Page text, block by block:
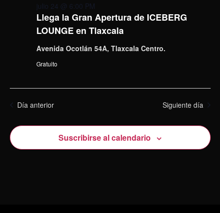
Llega la Gran Apertura de ICEBERG
LOUNGE en Tlaxcala
julio 24 @ 6:00 PM
Avenida Ocotlán 54A, Tlaxcala Centro.
Gratuito
Día anterior Siguiente día
Suscribirse al calendario